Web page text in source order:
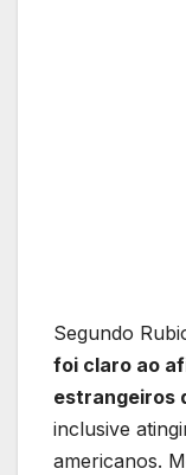
Segundo
foi claro ao
estrangeiros
inclusive
americanos.